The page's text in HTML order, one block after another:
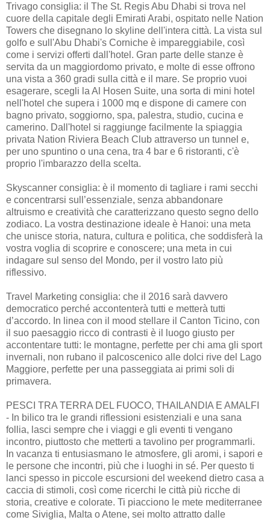
Trivago consiglia: il The St. Regis Abu Dhabi si trova nel
cuore della capitale degli Emirati Arabi, ospitato nelle Nation
Towers che disegnano lo skyline dell'intera città. La vista sul
golfo e sull'Abu Dhabi's Corniche è impareggiabile, così
come i servizi offerti dall'hotel. Gran parte delle stanze è
servita da un maggiordomo privato, e molte di esse offrono
una vista a 360 gradi sulla città e il mare. Se proprio vuoi
esagerare, scegli la Al Hosen Suite, una sorta di mini hotel
nell'hotel che supera i 1000 mq e dispone di camere con
bagno privato, soggiorno, spa, palestra, studio, cucina e
camerino. Dall'hotel si raggiunge facilmente la spiaggia
privata Nation Riviera Beach Club attraverso un tunnel e,
per uno spuntino o una cena, tra 4 bar e 6 ristoranti, c'è
proprio l'imbarazzo della scelta.
Skyscanner consiglia: è il momento di tagliare i rami secchi
e concentrarsi sull’essenziale, senza abbandonare
altruismo e creatività che caratterizzano questo segno dello
zodiaco. La vostra destinazione ideale è Hanoi: una meta
che unisce storia, natura, cultura e politica, che soddisferà la
vostra voglia di scoprire e conoscere; una meta in cui
indagare sul senso del Mondo, per il vostro lato più
riflessivo.
Travel Marketing consiglia: che il 2016 sarà davvero
democratico perché accontenterà tutti e metterà tutti
d’accordo. In linea con il mood stellare il Canton Ticino, con
il suo paesaggio ricco di contrasti è il luogo giusto per
accontentare tutti: le montagne, perfette per chi ama gli sport
invernali, non rubano il palcoscenico alle dolci rive del Lago
Maggiore, perfette per una passeggiata ai primi soli di
primavera.
PESCI TRA TERRA DEL FUOCO, THAILANDIA E AMALFI
- In bilico tra le grandi riflessioni esistenziali e una sana
follia, lasci sempre che i viaggi e gli eventi ti vengano
incontro, piuttosto che metterti a tavolino per programmarli.
In vacanza ti entusiasmano le atmosfere, gli aromi, i sapori e
le persone che incontri, più che i luoghi in sé. Per questo ti
lanci spesso in piccole escursioni del weekend dietro casa a
caccia di stimoli, così come ricerchi le città più ricche di
storia, creative e colorate. Ti piacciono le mete mediterranee
come Siviglia, Malta o Atene, sei molto attratto dalle